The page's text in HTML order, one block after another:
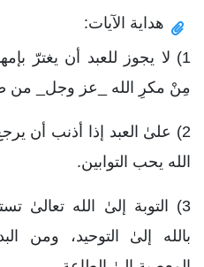
هداية الآيات:
1) لا يجوز للعبد أن يغترّ
مِنْ مكرِ الله _عز وجل_ من
2) علىٰ العبد إذا أذنب أن
الله يحب التوابين.
3) التوبة إلىٰ الله تعالىٰ
بالله إلىٰ التوحيد، ومن